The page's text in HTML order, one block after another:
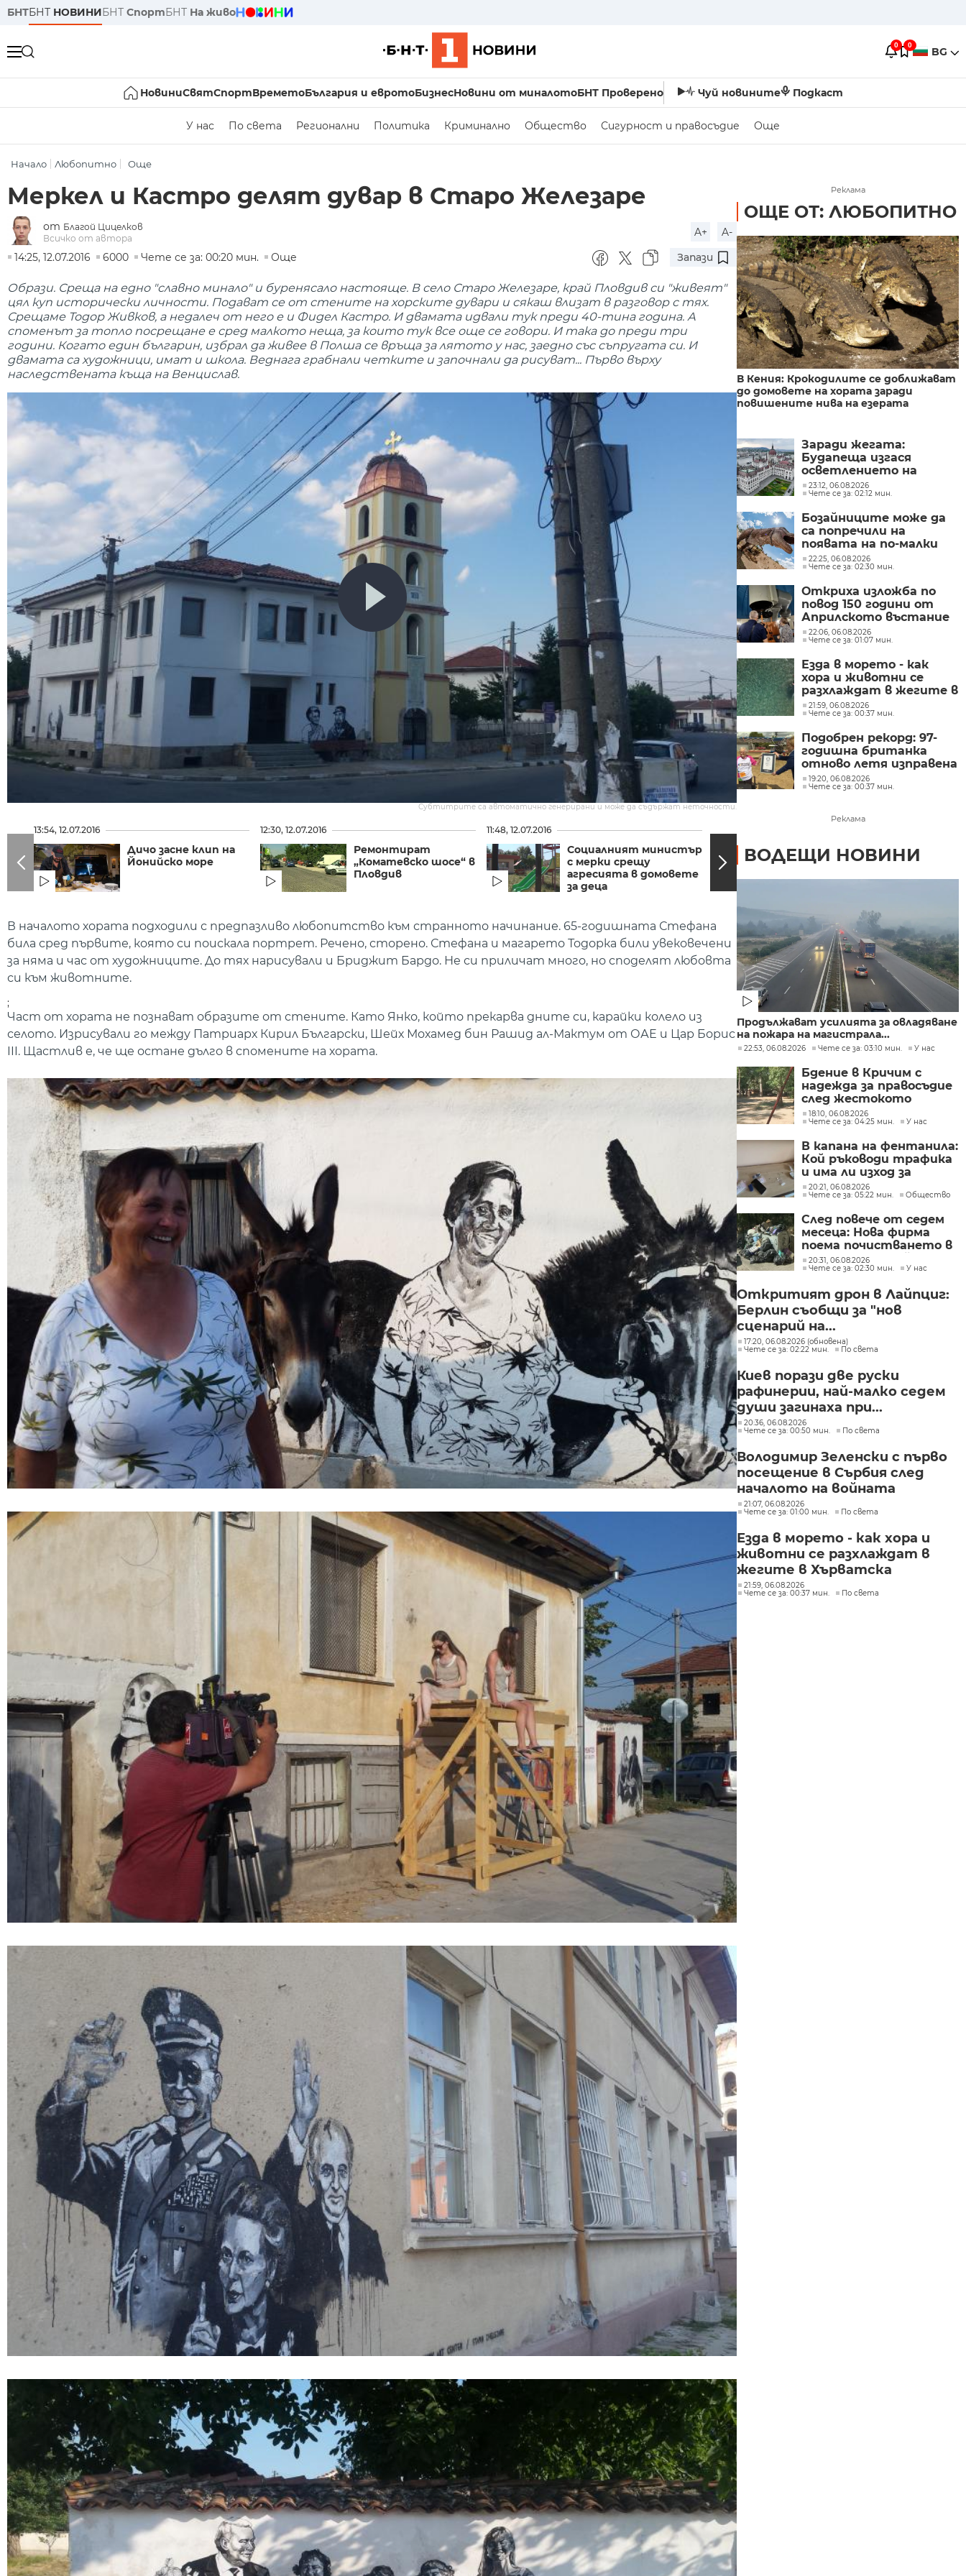
БНТБНТ НОВИНИБНТ СпортБНТ На живо
0 0 BG
НовиниСвятСпортВреметоБългария и евротоБизнесНовини от миналотоБНТ Проверено Чуй новините Подкаст
У нас По света Регионални Политика Криминално Общество Сигурност и правосъдие Още
Начало Любопитно Още
Меркел и Кастро делят дувар в Старо Железаре
от Благой Цицелков
Всичко от автора
A+
A-
14:25, 12.07.2016
6000 Чете се за: 00:20 мин. Още Запази
Образи. Среща на едно "славно минало" и буренясало настояще. В село Старо Железаре, край Пловдив си "живеят"
цял куп исторически личности. Подават се от стените на хорските дувари и сякаш влизат в разговор с тях.
Срещаме Тодор Живков, а недалеч от него е и Фидел Кастро. И двамата идвали тук преди 40-тина година. А
споменът за топло посрещане е сред малкото неща, за които тук все още се говори. И така до преди три
години. Когато един българин, избрал да живее в Полша се връща за лятото у нас, заедно със съпругата си. И
двамата са художници, имат и школа. Веднага грабнали четките и започнали да рисуват... Първо върху
наследствената къща на Венцислав.
Субтитрите са автоматично генерирани и може да съдържат неточности.
13:54, 12.07.2016
Дичо засне клип на
Йонийско море
12:30, 12.07.2016
Ремонтират
„Коматевско шосе“ в
Пловдив
11:48, 12.07.2016
Социалният министър
с мерки срещу
агресията в домовете
за деца
Строят ново
кръгово
В началото хората подходили с предпазливо любопитство към странното начинание. 65-годишната Стефана
била сред първите, която си поискала портрет. Речено, сторено. Стефана и магарето Тодорка били увековечени
за няма и час от художниците. До тях нарисували и Бриджит Бардо. Не си приличат много, но споделят любовта
си към животните.
;
Част от хората не познават образите от стените. Като Янко, който прекарва дните си, карайки колело из
селото. Изрисували го между Патриарх Кирил Български, Шейх Мохамед бин Рашид ал-Мактум от ОАЕ и Цар Борис
III. Щастлив е, че ще остане дълго в спомените на хората.
Реклама
ОЩЕ ОТ: ЛЮБОПИТНО
В Кения: Крокодилите се доближават
до домовете на хората заради
повишените нива на езерата
Заради жегата:
Будапеща изгася
осветлението на
историческите си
забележителности, за
да пести енергия
23:12, 06.08.2026
Чете се за: 02:12 мин.
Бозайниците може да
са попречили на
появата на по-малки
като размер динозаври
22:25, 06.08.2026
Чете се за: 02:30 мин.
Откриха изложба по
повод 150 години от
Априлското въстание
в Обсерваторията в
Рожен
22:06, 06.08.2026
Чете се за: 01:07 мин.
Езда в морето - как
хора и животни се
разхлаждат в жегите в
Хърватска
21:59, 06.08.2026
Чете се за: 00:37 мин.
Подобрен рекорд: 97-
годишна британка
отново летя изправена
върху крилото на
самолет
19:20, 06.08.2026
Чете се за: 00:37 мин.
Реклама
ВОДЕЩИ НОВИНИ
Продължават усилията за овладяване
на пожара на магистрала...
22:53, 06.08.2026 Чете се за: 03:10 мин. У нас
Бдение в Кричим с
надежда за правосъдие
след жестокото
убийство на млад мъж
в Пловдив от
18:10, 06.08.2026
Чете се за: 04:25 мин.
У нас
В капана на фентанила:
Кой ръководи трафика
и има ли изход за
пристрастените?
20:21, 06.08.2026
Чете се за: 05:22 мин.
Общество
След повече от седем
месеца: Нова фирма
поема почистването в
столичните райони
"Слатина", "Подуяне" и
20:31, 06.08.2026
Чете се за: 02:30 мин.
У нас
Откритият дрон в Лайпциг:
Берлин съобщи за "нов
сценарий на...
17:20, 06.08.2026 (обновена)
Чете се за: 02:22 мин.
По света
Киев порази две руски
рафинерии, най-малко седем
души загинаха при...
20:36, 06.08.2026
Чете се за: 00:50 мин.
По света
Володимир Зеленски с първо
посещение в Сърбия след
началото на войната
21:07, 06.08.2026
Чете се за: 01:00 мин.
По света
Езда в морето - как хора и
животни се разхлаждат в
жегите в Хърватска
21:59, 06.08.2026
Чете се за: 00:37 мин.
По света